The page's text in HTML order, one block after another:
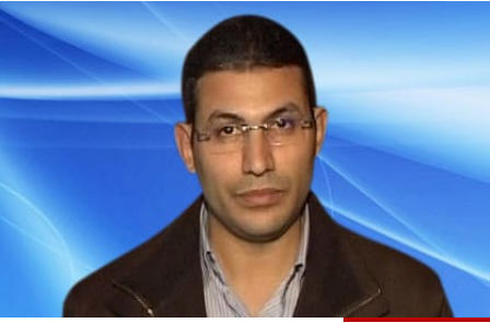
منوعات رياضة
كأس العالم
جدول البرامج
شاهد البرامج
الترددات